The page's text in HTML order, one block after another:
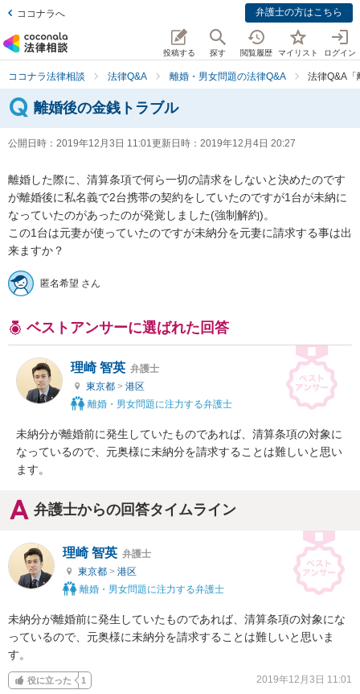
ココナラへ 弁護士の方はこちら
投稿する 探す 閲覧履歴 マイリスト ログイン
ココナラ法律相談 法律Q&A 離婚・男女問題の法律Q&A 法律Q&A「
離婚後の金銭トラブル
公開日時： 2019年12月3日 11:01更新日時： 2019年12月4日 20:27
離婚した際に、清算条項で何ら一切の請求をしないと決めたのです
が離婚後に私名義で2台携帯の契約をしていたのですが1台が未納に
なっていたのがあったのが発覚しました(強制解約)。
この1台は元妻が使っていたのですが未納分を元妻に請求する事は出
来ますか？
匿名希望 さん
ベストアンサーに選ばれた回答
理崎 智英 弁護士
東京都 > 港区
離婚・男女問題に注力する弁護士
未納分が離婚前に発生していたものであれば、清算条項の対象に
なっているので、元奥様に未納分を請求することは難しいと思い
ます。
弁護士からの回答タイムライン
理崎 智英 弁護士
東京都 > 港区
離婚・男女問題に注力する弁護士
未納分が離婚前に発生していたものであれば、清算条項の対象にな
っているので、元奥様に未納分を請求することは難しいと思いま
す。
役に立った 1 2019年12月3日 11:01